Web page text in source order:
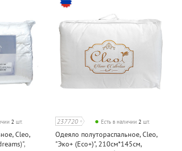
2 шт.
Cleo,
237720 Есть в наличии 2 шт.
Одеяло полутораспальное, Cleo,
"Эко+ (Eco+)", 210см*145см,